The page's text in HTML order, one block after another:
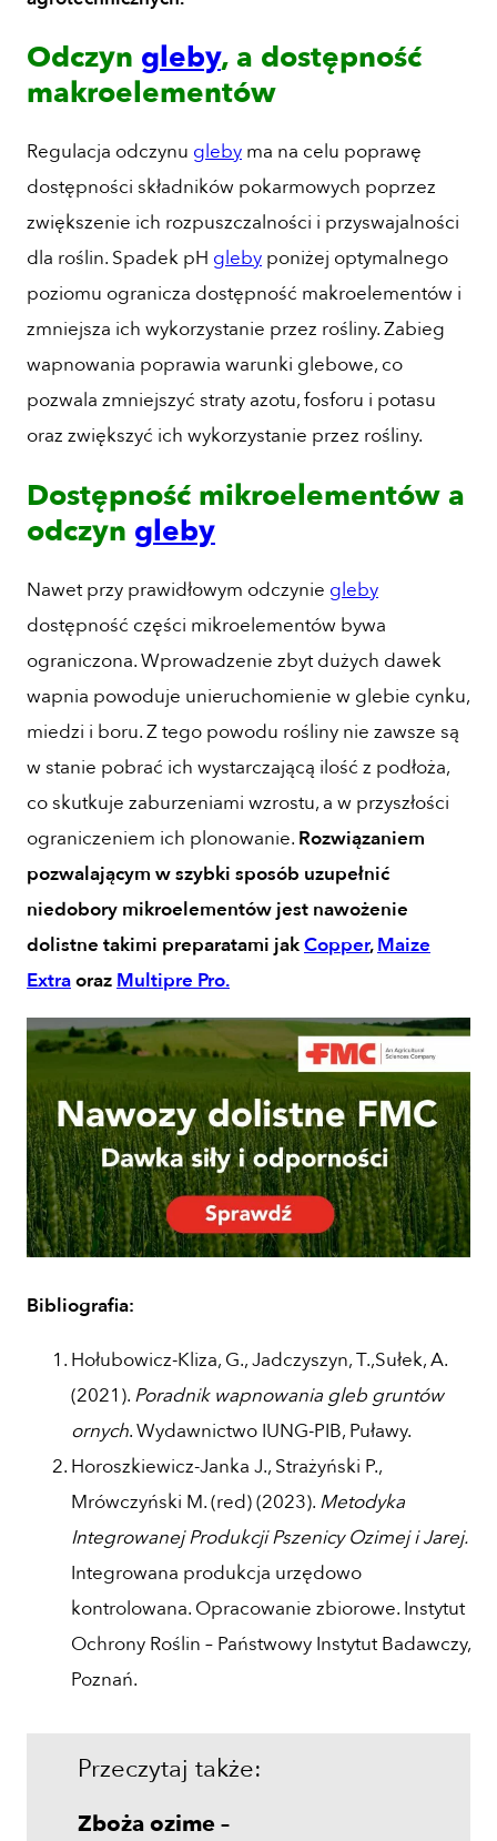
Odczyn gleby, a dostępność
makroelementów
Regulacja odczynu gleby ma na celu poprawę
dostępności składników pokarmowych poprzez
zwiększenie ich rozpuszczalności i przyswajalności
dla roślin. Spadek pH gleby poniżej optymalnego
poziomu ogranicza dostępność makroelementów i
zmniejsza ich wykorzystanie przez rośliny. Zabieg
wapnowania poprawia warunki glebowe, co
pozwala zmniejszyć straty azotu, fosforu i potasu
oraz zwiększyć ich wykorzystanie przez rośliny.
Dostępność mikroelementów a
odczyn gleby
Nawet przy prawidłowym odczynie gleby
dostępność części mikroelementów bywa
ograniczona. Wprowadzenie zbyt dużych dawek
wapnia powoduje unieruchomienie w glebie cynku,
miedzi i boru. Z tego powodu rośliny nie zawsze są
w stanie pobrać ich wystarczającą ilość z podłoża,
co skutkuje zaburzeniami wzrostu, a w przyszłości
ograniczeniem ich plonowanie. Rozwiązaniem
pozwalającym w szybki sposób uzupełnić
niedobory mikroelementów jest nawożenie
dolistne takimi preparatami jakCopper,Maize
Extraoraz Multipre Pro.
Bibliografia:
Hołubowicz-Kliza, G., Jadczyszyn, T.,Sułek, A.
(2021). Poradnik wapnowania gleb gruntów
ornych. Wydawnictwo IUNG-PIB, Puławy.
Horoszkiewicz-Janka J., Strażyński P.,
Mrówczyński M. (red) (2023). Metodyka
Integrowanej Produkcji Pszenicy Ozimej i Jarej.
Integrowana produkcja urzędowo
kontrolowana. Opracowanie zbiorowe. Instytut
Ochrony Roślin – Państwowy Instytut Badawczy,
Poznań.
Przeczytaj także:
Zboża ozime –